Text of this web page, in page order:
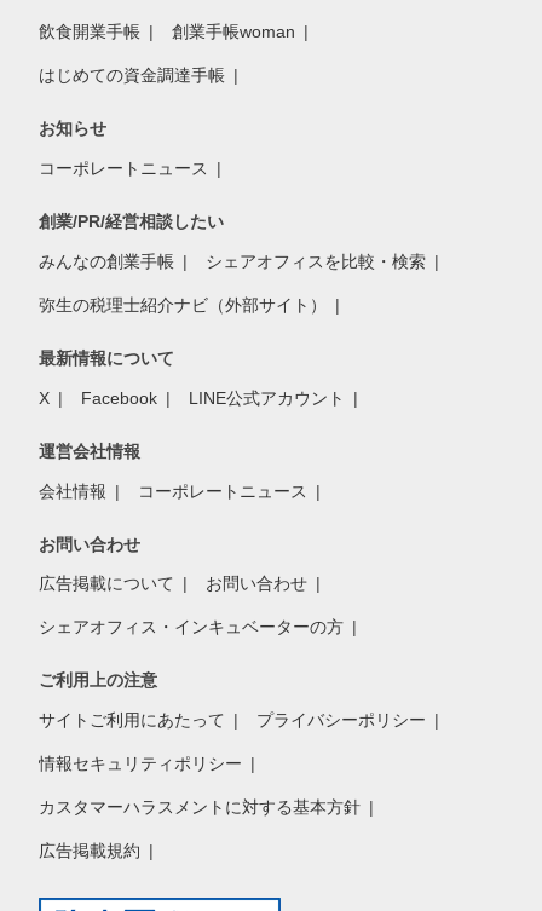
飲食開業手帳 創業手帳woman
はじめての資金調達手帳
お知らせ
コーポレートニュース
創業/PR/経営相談したい
みんなの創業手帳 シェアオフィスを比較・検索
弥生の税理士紹介ナビ（外部サイト）
最新情報について
X Facebook LINE公式アカウント
運営会社情報
会社情報 コーポレートニュース
お問い合わせ
広告掲載について お問い合わせ
シェアオフィス・インキュベーターの方
ご利用上の注意
サイトご利用にあたって プライバシーポリシー
情報セキュリティポリシー
カスタマーハラスメントに対する基本方針
広告掲載規約